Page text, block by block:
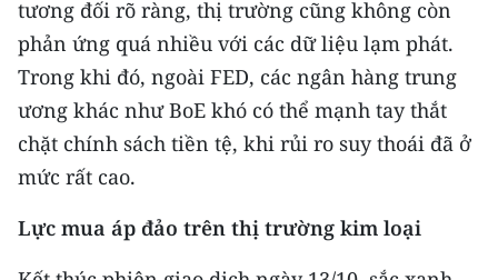
ESPAÑOL
한국어
tương đối rõ ràng, thị trường cũng không còn
phản ứng quá nhiều với các dữ liệu lạm phát.
Trong khi đó, ngoài FED, các ngân hàng trung
ương khác như BoE khó có thể mạnh tay thắt
chặt chính sách tiền tệ, khi rủi ro suy thoái đã ở
mức rất cao.
Lực mua áp đảo trên thị trường kim loại